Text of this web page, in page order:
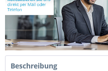
Beschreibung